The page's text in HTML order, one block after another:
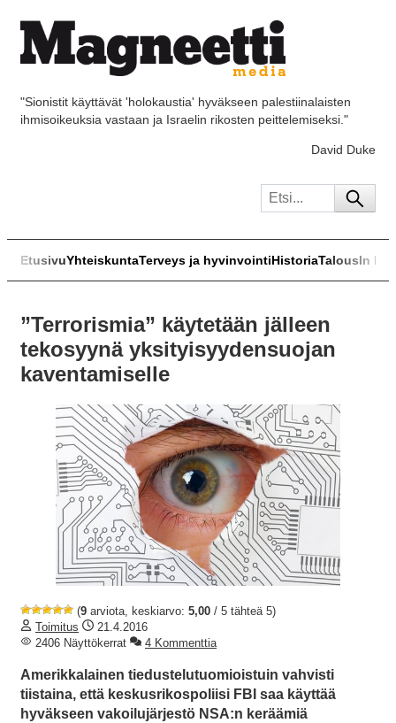
"Sionistit käyttävät 'holokaustia' hyväkseen palestiinalaisten
ihmisoikeuksia vastaan ja Israelin rikosten peittelemiseksi."
David Duke
EtusivuYhteiskuntaTerveys ja hyvinvointiHistoriaTalousIn
”Terrorismia” käytetään jälleen
tekosyynä yksityisyydensuojan
kaventamiselle
(9 arviota, keskiarvo: 5,00 / 5 tähteä 5)
Toimitus
21.4.2016
2406 Näyttökerrat
4 Kommenttia
Amerikkalainen tiedustelutuomioistuin vahvisti
tiistaina, että keskusrikospoliisi FBI saa käyttää
hyväkseen vakoilujärjestö NSA:n keräämiä